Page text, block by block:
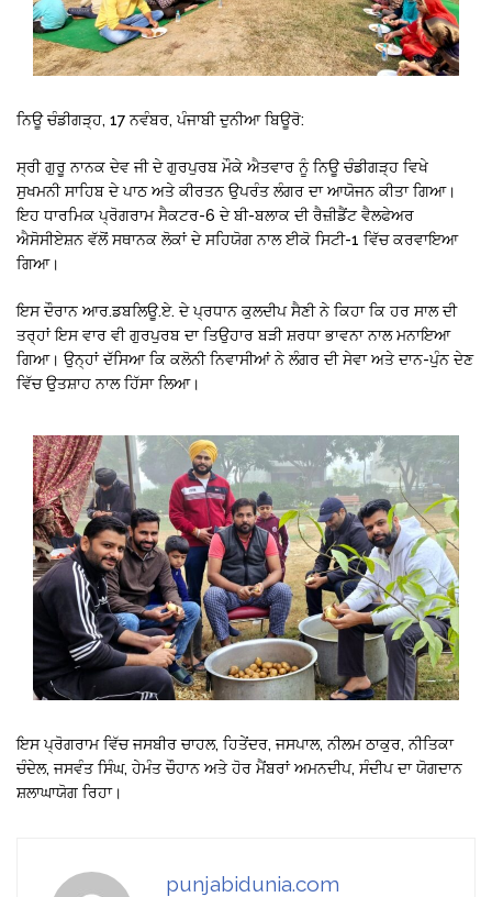
ਨਿਊ ਚੰਡੀਗੜ੍ਹ, 17 ਨਵੰਬਰ, ਪੰਜਾਬੀ ਦੁਨੀਆ ਬਿਊਰੋ:
ਸ੍ਰੀ ਗੁਰੂ ਨਾਨਕ ਦੇਵ ਜੀ ਦੇ ਗੁਰਪੁਰਬ ਮੌਕੇ ਐਤਵਾਰ ਨੂੰ ਨਿਊ ਚੰਡੀਗੜ੍ਹ ਵਿਖੇ
ਸੁਖਮਨੀ ਸਾਹਿਬ ਦੇ ਪਾਠ ਅਤੇ ਕੀਰਤਨ ਉਪਰੰਤ ਲੰਗਰ ਦਾ ਆਯੋਜਨ ਕੀਤਾ ਗਿਆ।
ਇਹ ਧਾਰਮਿਕ ਪ੍ਰੋਗਰਾਮ ਸੈਕਟਰ-6 ਦੇ ਬੀ-ਬਲਾਕ ਦੀ ਰੈਜ਼ੀਡੈਂਟ ਵੈਲਫੇਅਰ
ਐਸੋਸੀਏਸ਼ਨ ਵੱਲੋਂ ਸਥਾਨਕ ਲੋਕਾਂ ਦੇ ਸਹਿਯੋਗ ਨਾਲ ਈਕੋ ਸਿਟੀ-1 ਵਿੱਚ ਕਰਵਾਇਆ
ਗਿਆ।
ਇਸ ਦੌਰਾਨ ਆਰ.ਡਬਲਿਊ.ਏ. ਦੇ ਪ੍ਰਧਾਨ ਕੁਲਦੀਪ ਸੈਣੀ ਨੇ ਕਿਹਾ ਕਿ ਹਰ ਸਾਲ ਦੀ
ਤਰ੍ਹਾਂ ਇਸ ਵਾਰ ਵੀ ਗੁਰਪੁਰਬ ਦਾ ਤਿਉਹਾਰ ਬੜੀ ਸ਼ਰਧਾ ਭਾਵਨਾ ਨਾਲ ਮਨਾਇਆ
ਗਿਆ। ਉਨ੍ਹਾਂ ਦੱਸਿਆ ਕਿ ਕਲੋਨੀ ਨਿਵਾਸੀਆਂ ਨੇ ਲੰਗਰ ਦੀ ਸੇਵਾ ਅਤੇ ਦਾਨ-ਪੁੰਨ ਦੇਣ
ਵਿੱਚ ਉਤਸ਼ਾਹ ਨਾਲ ਹਿੱਸਾ ਲਿਆ।
ਇਸ ਪ੍ਰੋਗਰਾਮ ਵਿੱਚ ਜਸਬੀਰ ਚਾਹਲ, ਹਿਤੇਂਦਰ, ਜਸਪਾਲ, ਨੀਲਮ ਠਾਕੁਰ, ਨੀਤਿਕਾ
ਚੰਦੇਲ, ਜਸਵੰਤ ਸਿੰਘ, ਹੇਮੰਤ ਚੌਹਾਨ ਅਤੇ ਹੋਰ ਮੈਂਬਰਾਂ ਅਮਨਦੀਪ, ਸੰਦੀਪ ਦਾ ਯੋਗਦਾਨ
ਸ਼ਲਾਘਾਯੋਗ ਰਿਹਾ।
punjabidunia.com